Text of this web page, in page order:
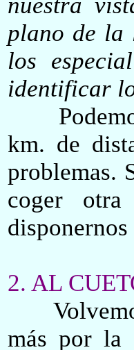
plano de la
los
identificar
Podemos
km. de
problemas.
coger
2. AL
más por la